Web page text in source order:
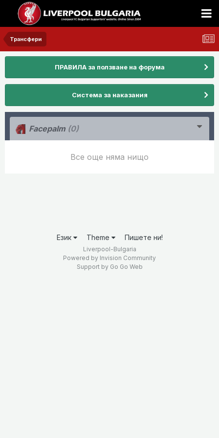
Трансфери
ПРАВИЛА за ползване на форума
Система за наказания
Facepalm (0)
Все още няма нищо
Език Theme Пишете ни!
Liverpool-Bulgaria
Powered by Invision Community
Support by Go Go Web